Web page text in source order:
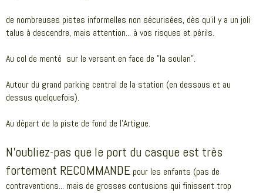
de nombreuses pistes informelles non sécurisées, dès qu'il y a un joli
talus à descendre, mais attention... à vos risques et périls.
Au col de menté sur le versant en face de "la soulan".
Autour du grand parking central de la station (en dessous et au
dessus quelquefois).
Au départ de la piste de fond de l'Artigue.
N'oubliez-pas que le port du casque est très
fortement RECOMMANDE pour les enfants (pas de
contraventions... mais de grosses contusions qui finissent trop